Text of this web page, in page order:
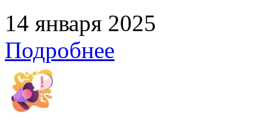
14 января 2025
Подробнее